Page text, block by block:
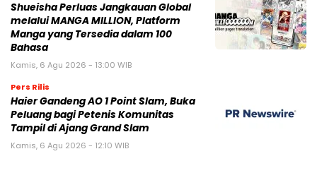
Shueisha Perluas Jangkauan Global
melalui MANGA MILLION, Platform
Manga yang Tersedia dalam 100
Bahasa
Kamis, 6 Agu 2026 - 13:00 WIB
Pers Rilis
Haier Gandeng AO 1 Point Slam, Buka
Peluang bagi Petenis Komunitas
Tampil di Ajang Grand Slam
Kamis, 6 Agu 2026 - 12:10 WIB